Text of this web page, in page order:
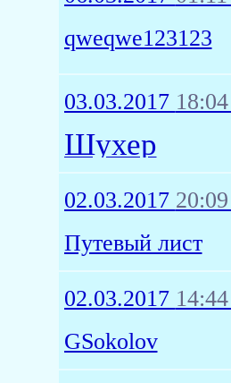
qweqwe123123
03.03.2017
Шухер
02.03.2017
Путевый лист
02.03.2017
GSokolov